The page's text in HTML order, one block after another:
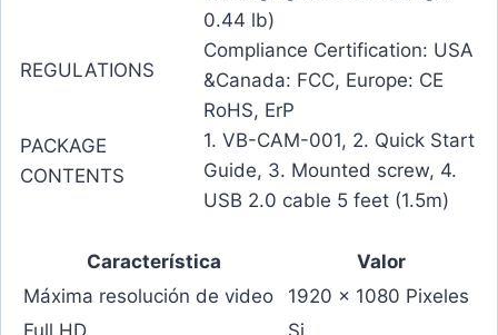
0.44 lb)
REGULATIONS
Compliance Certification: USA
&Canada: FCC, Europe: CE
RoHS, ErP
PACKAGE
CONTENTS
1. VB-CAM-001, 2. Quick Start
Guide, 3. Mounted screw, 4.
USB 2.0 cable 5 feet (1.5m)
Característica
Valor
Máxima resolución de video
1920 x 1080 Pixeles